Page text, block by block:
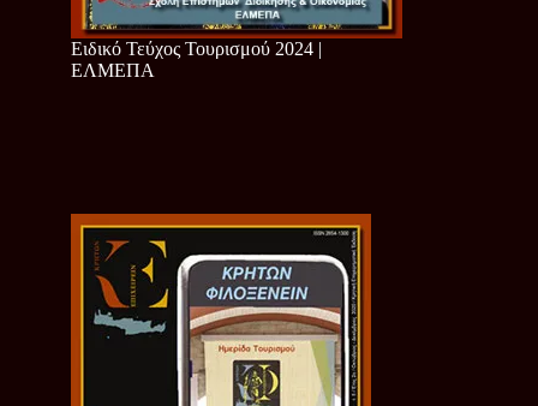
Ειδικό Τεύχος Τουρισμού 2024 |
ΕΛΜΕΠΑ